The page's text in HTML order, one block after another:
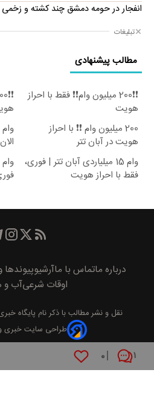
۱ ۰
انفجار در حومه دمشق چند کشته و
تبلیغات
مطالب پیشنهادی
❗❗200 میلیون وام❗❗ فقط با احراز
هویت
200 میلیون وام ❗❗ با احراز
هویت در آبان تتر
وام 15 میلیاردی آبان تتر | فوری،
فقط با احراز هویت
درباره ماتماس با ماآرشیو
اوقات شرعیآب و
نقل و نشر مطالب با ذکر نام پايگاه
طراحی سایت خبری و